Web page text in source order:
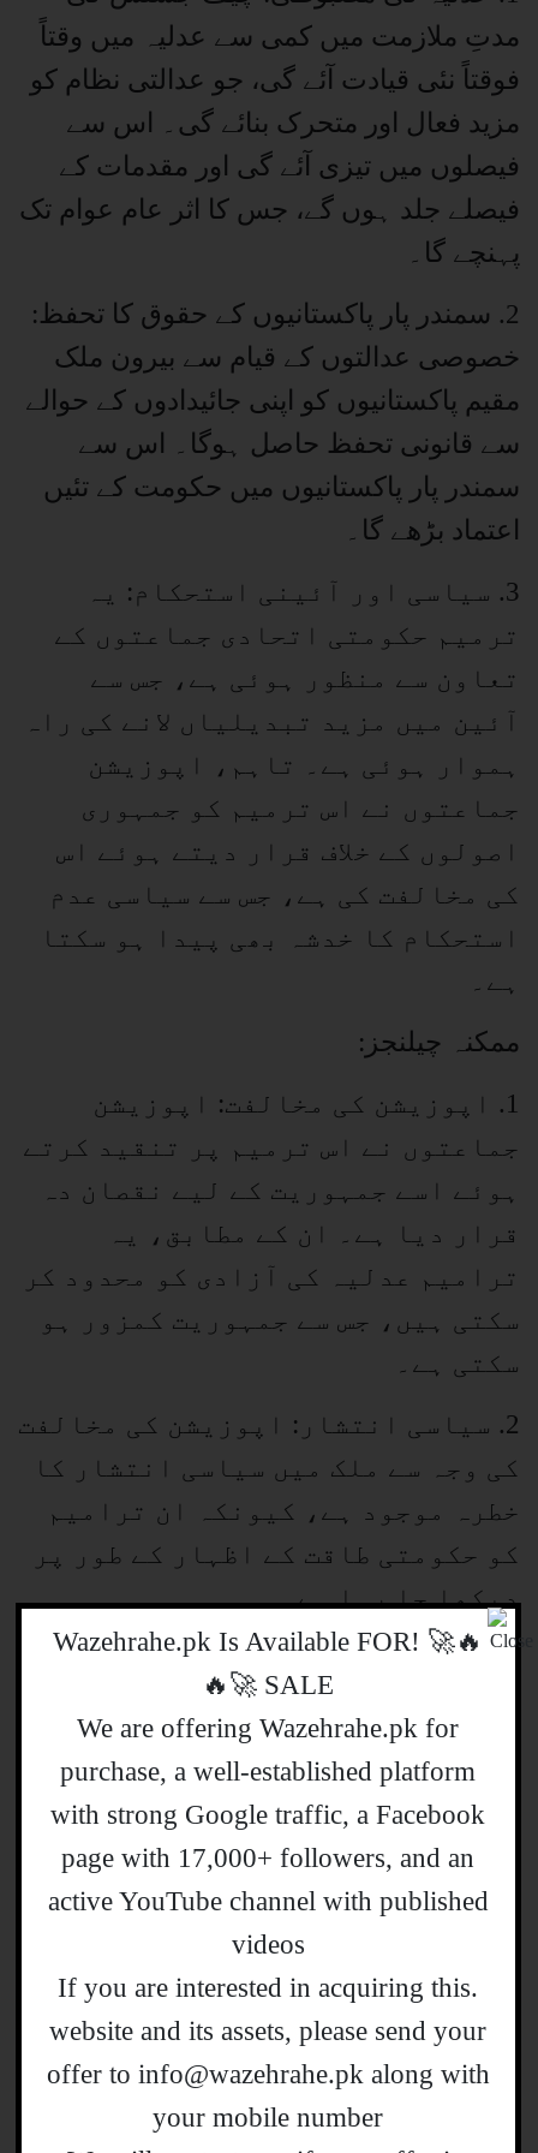
مدتِ ملازمت میں کمی سے عدلیہ میں وقتاً
فوقتاً نئی قیادت آئے گی، جو عدالتی نظام کو
مزید فعال اور متحرک بنائے گی۔ اس سے
فیصلوں میں تیزی آئے گی اور مقدمات کے
فیصلے جلد ہوں گے، جس کا اثر عام عوام تک
پہنچے گا۔
2. سمندر پار پاکستانیوں کے حقوق کا تحفظ:
خصوصی عدالتوں کے قیام سے بیرون ملک
مقیم پاکستانیوں کو اپنی جائیدادوں کے حوالے
سے قانونی تحفظ حاصل ہوگا۔ اس سے
سمندر پار پاکستانیوں میں حکومت کے تئیں
اعتماد بڑھے گا۔
3. سیاسی اور آئینی استحکام: یہ
ترمیم حکومتی اتحادی جماعتوں کے
تعاون سے منظور ہوئی ہے، جس سے
آئین میں مزید تبدیلیاں لانے کی راہ
ہموار ہوئی ہے۔ تاہم، اپوزیشن
جماعتوں نے اس ترمیم کو جمہوری
اصولوں کے خلاف قرار دیتے ہوئے اس
کی مخالفت کی ہے، جس سے سیاسی عدم
استحکام کا خدشہ بھی پیدا ہو سکتا
ہے۔
ممکنہ چیلنجز:
1. اپوزیشن کی مخالفت: اپوزیشن
جماعتوں نے اس ترمیم پر تنقید کرتے
ہوئے اسے جمہوریت کے لیے نقصان دہ
قرار دیا ہے۔ ان کے مطابق، یہ
ترامیم عدلیہ کی آزادی کو محدود کر
سکتی ہیں، جس سے جمہوریت کمزور ہو
سکتی ہے۔
2. سیاسی انتشار: اپوزیشن کی مخالفت
کی وجہ سے ملک میں سیاسی انتشار کا
خطرہ موجود ہے، کیونکہ ان ترامیم
کو حکومتی طاقت کے اظہار کے طور پر
دیکھا جا رہا ہے۔
نتیجہ:
26ویں آئینی ترمیم پاکستان کے آئینی ڈھانچے
میں ایک اہم قدم ہے، جس کے ذریعے عدلیہ
اور قانونی نظام میں بہتری لانے کی کوشش
کی جا رہی ہے۔ تاہم، اس کے اثرات کا
دارومدار اس بات پر ہو گا کہ آئندہ دنوں میں
یہ ترمیم کس طرح عملی جامہ پہنتی ہے اور
اپوزیشن اس کے خلاف کیا حکمتِ عملی
اختیار کرتی ہے۔ عوام کے لیے یہ ترمیم ایک
امید کی کرن ثابت ہو سکتی ہے، خاص طور
پر عدلیہ کی مضبوطی اور سمندر پار
🔥🚀 !Wazehrahe.pk Is Available FOR
SALE 🚀🔥
We are offering Wazehrahe.pk for
purchase, a well-established platform
with strong Google traffic, a Facebook
page with 17,000+ followers, and an
active YouTube channel with published
videos
.If you are interested in acquiring this
website and its assets, please send your
offer to info@wazehrahe.pk along with
your mobile number